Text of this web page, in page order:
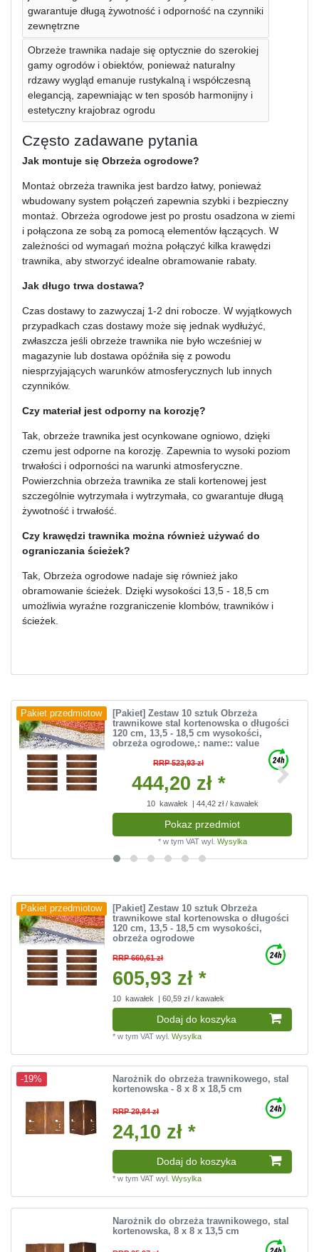
gwarantuje długą żywotność i odporność na czynniki
zewnętrzne
Obrzeże trawnika nadaje się optycznie do szerokiej
gamy ogrodów i obiektów, ponieważ naturalny
rdzawy wygląd emanuje rustykalną i współczesną
elegancją, zapewniając w ten sposób harmonijny i
estetyczny krajobraz ogrodu
Często zadawane pytania
Jak montuje się Obrzeża ogrodowe?
Montaż obrzeża trawnika jest bardzo łatwy, ponieważ
wbudowany system połączeń zapewnia szybki i bezpieczny
montaż. Obrzeża ogrodowe jest po prostu osadzona w ziemi
i połączona ze sobą za pomocą elementów łączących. W
zależności od wymagań można połączyć kilka krawędzi
trawnika, aby stworzyć idealne obramowanie rabaty.
Jak długo trwa dostawa?
Czas dostawy to zazwyczaj 1-2 dni robocze. W wyjątkowych
przypadkach czas dostawy może się jednak wydłużyć,
zwłaszcza jeśli obrzeże trawnika nie było wcześniej w
magazynie lub dostawa opóźniła się z powodu
niesprzyjających warunków atmosferycznych lub innych
czynników.
Czy materiał jest odporny na korozję?
Tak, obrzeże trawnika jest ocynkowane ogniowo, dzięki
czemu jest odporne na korozję. Zapewnia to wysoki poziom
trwałości i odporności na warunki atmosferyczne.
Powierzchnia obrzeża trawnika ze stali kortenowej jest
szczególnie wytrzymała i wytrzymała, co gwarantuje długą
żywotność i trwałość.
Czy krawędzi trawnika można również używać do
ograniczania ścieżek?
Tak, Obrzeża ogrodowe nadaje się również jako
obramowanie ścieżek. Dzięki wysokości 13,5 - 18,5 cm
umożliwia wyraźne rozgraniczenie klombów, trawników i
ścieżek.
Pakiet przedmiotow
[Pakiet] Zestaw 10 sztuk Obrzeża
trawnikowe stal kortenowska o długości
120 cm, 13,5 - 18,5 cm wysokości,
obrzeża ogrodowe,: name:: value
RRP 523,93 zł
444,20 zł *
10 kawałek | 44,42 zł / kawałek
Pokaz przedmiot
* w tym VATwyl. Wysylka
Pakiet przedmiotow
[Pakiet] Zestaw 10 sztuk Obrzeża
trawnikowe stal kortenowska o długości
120 cm, 13,5 - 18,5 cm wysokości,
obrzeża ogrodowe
RRP 660,61 zł
605,93 zł *
10 kawałek | 60,59 zł / kawałek
Dodaj do koszyka
*w tym VAT wyl.Wysylka
-19%
Narożnik do obrzeża trawnikowego, stal
kortenowska - 8 x 8 x 18,5 cm
RRP 29,84 zł
24,10 zł *
Dodaj do koszyka
*w tym VAT wyl.Wysylka
Narożnik do obrzeża trawnikowego, stal
kortenowska, 8 x 8 x 13,5 cm